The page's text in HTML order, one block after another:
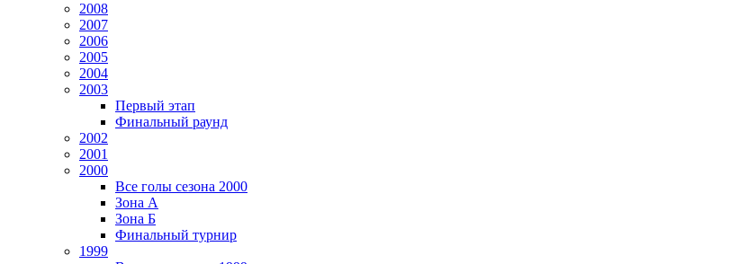
2008
2007
2006
2005
2004
2003
Первый этап
Финальный раунд
2002
2001
2000
Все голы сезона 2000
Зона А
Зона Б
Финальный турнир
1999